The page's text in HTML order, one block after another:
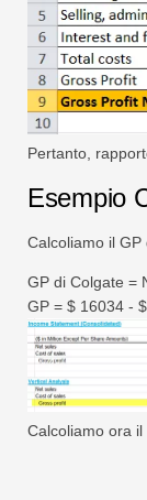
Pertanto,
Esempio
Calcoliamo il GP
GP di Colgate =
GP = $ 16034 -
Calcoliamo ora il